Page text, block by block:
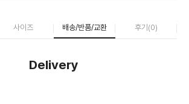
사이즈 배송/반품/교환 후기(0)
Delivery